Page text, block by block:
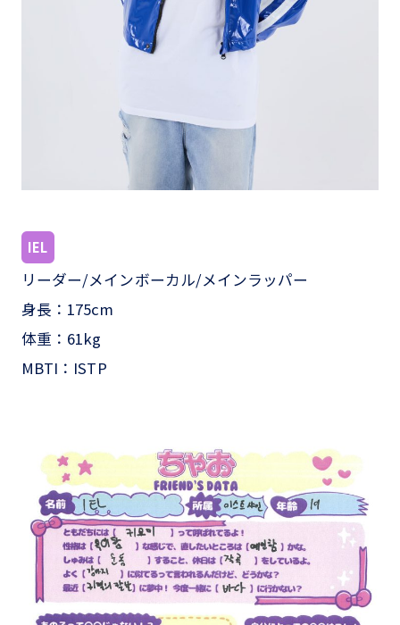
IEL
リーダー/メインボーカル/メインラッパー
身長：175cm
体重：61kg
MBTI：ISTP